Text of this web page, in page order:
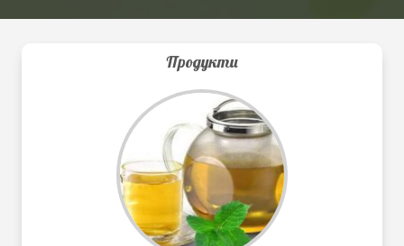
Продукти